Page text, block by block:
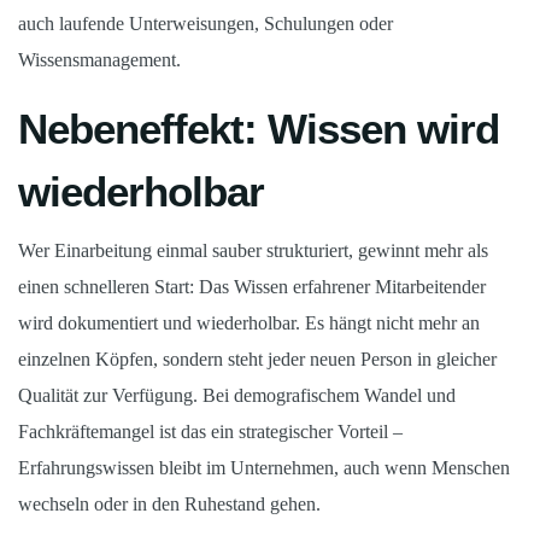
auch laufende Unterweisungen, Schulungen oder
Wissensmanagement.
Nebeneffekt: Wissen wird
wiederholbar
Wer Einarbeitung einmal sauber strukturiert, gewinnt mehr als
einen schnelleren Start: Das Wissen erfahrener Mitarbeitender
wird dokumentiert und wiederholbar. Es hängt nicht mehr an
einzelnen Köpfen, sondern steht jeder neuen Person in gleicher
Qualität zur Verfügung. Bei demografischem Wandel und
Fachkräftemangel ist das ein strategischer Vorteil –
Erfahrungswissen bleibt im Unternehmen, auch wenn Menschen
wechseln oder in den Ruhestand gehen.